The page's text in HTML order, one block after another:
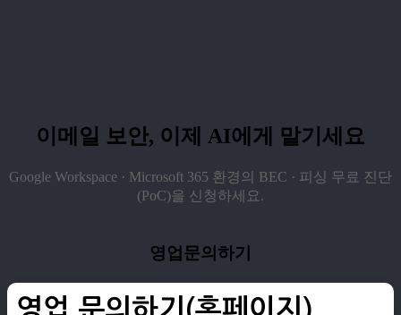
이메일 보안, 이제 AI에게 맡기세요
Google Workspace · Microsoft 365 환경의 BEC · 피싱 무료 진단
(PoC)을 신청하세요.
영업문의하기